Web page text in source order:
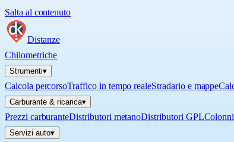
Salta al contenuto
Distanze
Chilometriche
Strumenti▾
Calcola percorsoTraffico in tempo realeStradario e mappe
Carburante & ricarica▾
Prezzi carburanteDistributori metanoDistributori GPL
Servizi auto▾